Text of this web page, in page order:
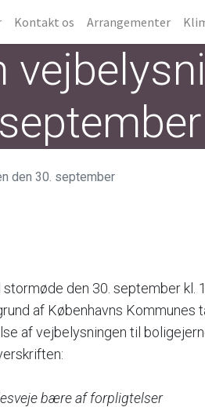
Kontakt os Arrangementer
september
den 30. september
den 30. september kl.
af Københavns Kommunes
af vejbelysningen til
bære af forpligtelser